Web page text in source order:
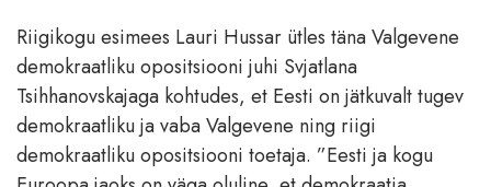
Riigikogu esimees Lauri Hussar ütles täna Valgevene
demokraatliku opositsiooni juhi Svjatlana
Tsihhanovskajaga kohtudes, et Eesti on jätkuvalt tugev
demokraatliku ja vaba Valgevene ning riigi
demokraatliku opositsiooni toetaja. ”Eesti ja kogu